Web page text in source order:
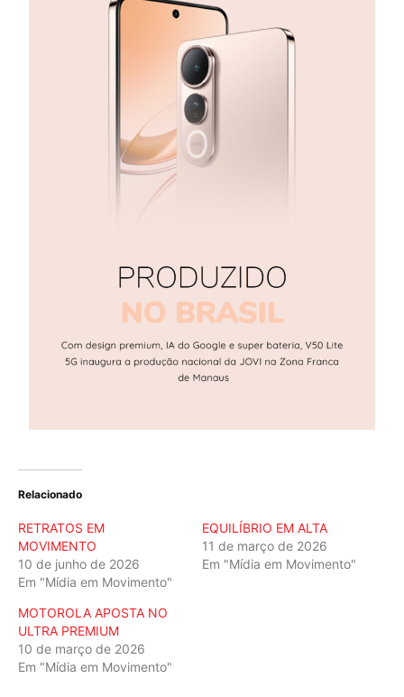
Relacionado
RETRATOS EM
MOVIMENTO
10 de junho de 2026
Em "Mídia em Movimento"
EQUILÍBRIO EM ALTA
11 de março de 2026
Em "Mídia em Movimento"
MOTOROLA APOSTA NO
ULTRA PREMIUM
10 de março de 2026
Em "Mídia em Movimento"